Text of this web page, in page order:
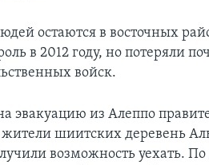
остаются в восточных
в 2012 году, но потеряли
войск.
эвакуацию из Алеппо
шиитских деревень
возможность уехать.